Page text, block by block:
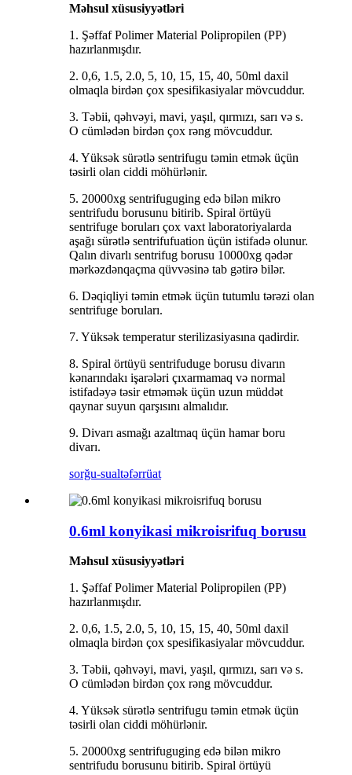
Məhsul xüsusiyyətləri
1. Şəffaf Polimer Material Polipropilen (PP)
hazırlanmışdır.
2. 0,6, 1.5, 2.0, 5, 10, 15, 15, 40, 50ml daxil
olmaqla birdən çox spesifikasiyalar mövcuddur.
3. Təbii, qəhvəyi, mavi, yaşıl, qırmızı, sarı və s.
O cümlədən birdən çox rəng mövcuddur.
4. Yüksək sürətlə sentrifugu təmin etmək üçün
təsirli olan ciddi möhürlənir.
5. 20000xg sentrifuguging edə bilən mikro
sentrifudu borusunu bitirib. Spiral örtüyü
sentrifuge boruları çox vaxt laboratoriyalarda
aşağı sürətlə sentrifufuation üçün istifadə olunur.
Qalın divarlı sentrifug borusu 10000xg qədər
mərkəzdənqaçma qüvvəsinə tab gətirə bilər.
6. Dəqiqliyi təmin etmək üçün tutumlu tərəzi olan
sentrifuge boruları.
7. Yüksək temperatur sterilizasiyasına qadirdir.
8. Spiral örtüyü sentrifuduge borusu divarın
kənarındakı işarələri çıxarmamaq və normal
istifadəyə təsir etməmək üçün uzun müddət
qaynar suyun qarşısını almalıdır.
9. Divarı asmağı azaltmaq üçün hamar boru
divarı.
sorğu-sualtəfərrüat
0.6ml konyikasi mikroisrifuq borusu
Məhsul xüsusiyyətləri
1. Şəffaf Polimer Material Polipropilen (PP)
hazırlanmışdır.
2. 0,6, 1.5, 2.0, 5, 10, 15, 15, 40, 50ml daxil
olmaqla birdən çox spesifikasiyalar mövcuddur.
3. Təbii, qəhvəyi, mavi, yaşıl, qırmızı, sarı və s.
O cümlədən birdən çox rəng mövcuddur.
4. Yüksək sürətlə sentrifugu təmin etmək üçün
təsirli olan ciddi möhürlənir.
5. 20000xg sentrifuguging edə bilən mikro
sentrifudu borusunu bitirib. Spiral örtüyü